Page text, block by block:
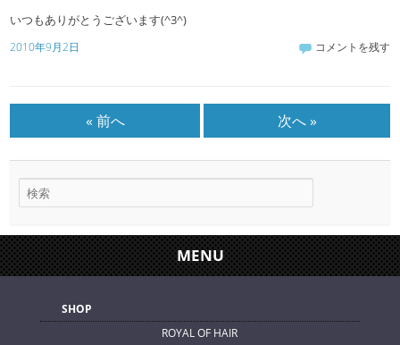
いつもありがとうございます(^3^)
2010年9月2日 コメントを残す
« 前へ 次へ »
MENU
SHOP
ROYAL OF HAIR